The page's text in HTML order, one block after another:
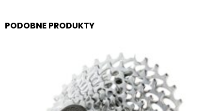
PODOBNE PRODUKTY